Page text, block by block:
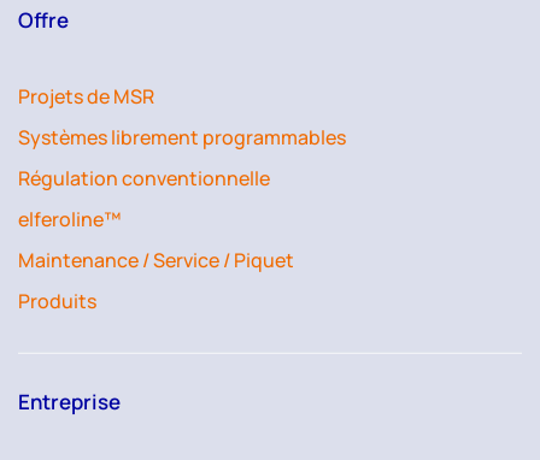
Offre
Projets de MSR
Systèmes librement programmables
Régulation conventionnelle
elferoline™
Maintenance / Service / Piquet
Produits
Entreprise